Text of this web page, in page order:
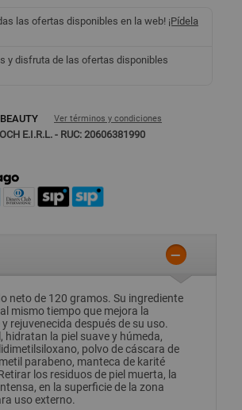
las ofertas disponibles en la web! ¡Pídela
y disfruta de las ofertas disponibles
Ver términos y condiciones
E.I.R.L. - RUC: 20606381990
neto de 120 gramos. Su ingrediente
mismo tiempo que mejora la
rejuvenecida después de su uso.
hidratan la piel suave y húmeda,
polvo de cáscara de
parabeno, manteca de karité
los residuos de piel muerta, la
en la superficie de la zona
uso externo.